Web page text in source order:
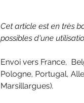
Cet article est en très
possibles d'une
Envoi vers France,
Pologne, Portugal,
Marsillargues).